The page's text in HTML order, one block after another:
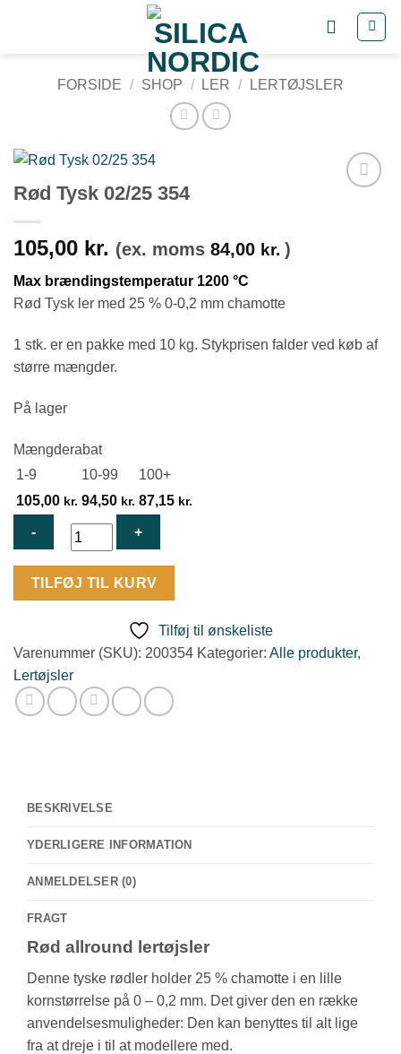
FORSIDE / SHOP / LER / LERTØJSLER
Rød Tysk 02/25 354
105,00 kr. (ex. moms 84,00 kr. )
Max brændingstemperatur 1200 °C
Rød Tysk ler med 25 % 0-0,2 mm chamotte
1 stk. er en pakke med 10 kg. Stykprisen falder ved køb af
større mængder.
På lager
Mængderabat
1-9
10-99
100+
105,00 kr. 94,50 kr. 87,15 kr.
Rød
antal
TILFØJ TIL KURV
Tilføj til ønskeliste
Varenummer (SKU): 200354 Kategorier: Alle produkter,
Lertøjsler
BESKRIVELSE
YDERLIGERE INFORMATION
ANMELDELSER (0)
FRAGT
Rød allround lertøjsler
Denne tyske rødler holder 25 % chamotte i en lille
kornstørrelse på 0 – 0,2 mm. Det giver den en række
anvendelsesmuligheder: Den kan benyttes til alt lige
fra at dreje i til at modellere med.